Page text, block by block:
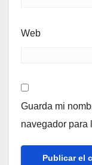
Web
Guarda mi
navegador para